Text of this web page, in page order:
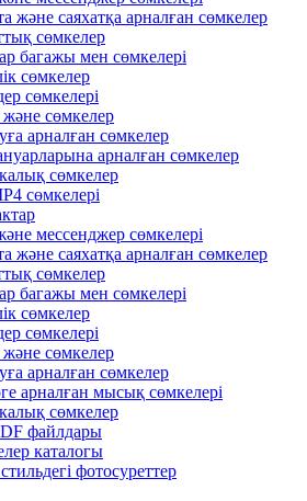
және саяхатқа арналған сөмкелер
сөмкелер
багажы мен сөмкелері
сөмкелер
сөмкелері
және сөмкелер
арналған сөмкелер
арналған сөмкелер
сөмкелер
сөмкелері
мессенджер сөмкелері
және саяхатқа арналған сөмкелер
сөмкелер
багажы мен сөмкелері
сөмкелер
сөмкелері
және сөмкелер
арналған сөмкелер
арналған мысық сөмкелері
сөмкелер
файлдары
каталогы
фотосуреттер